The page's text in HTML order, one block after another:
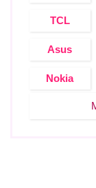
TCL
Asus
Nokia